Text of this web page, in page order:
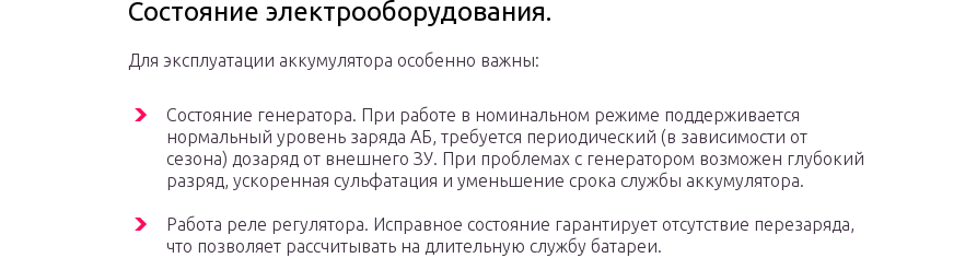
Состояние электрооборудования.
Для эксплуатации аккумулятора особенно важны:
Состояние генератора. При работе в номинальном режиме поддерживается
нормальный уровень заряда АБ, требуется периодический (в зависимости от
сезона) дозаряд от внешнего ЗУ. При проблемах с генератором возможен глубокий
разряд, ускоренная сульфатация и уменьшение срока службы аккумулятора.
Работа реле регулятора. Исправное состояние гарантирует отсутствие перезаряда,
что позволяет рассчитывать на длительную службу батареи.